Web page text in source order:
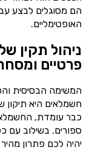
הם מסוגלים לבצע
האופטימליים.
ניהול תקין
פרטיים
המשימה הבסיסית
חשמלאים היא
כבר עומדת,
ספורים. בשילוב עם
יהיה לכם פתרון